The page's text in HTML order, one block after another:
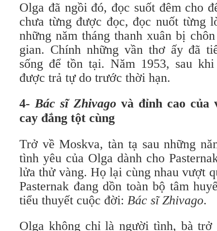
Olga đã ngồi đó, đọc suốt đêm cho
chưa từng được đọc, đọc nuốt từng
những năm tháng thanh xuân bị
gian. Chính những vần thơ ấy đã
sống để tồn tại. Năm 1953, sau
được trả tự do trước thời hạn.
4-Bác sĩ Zhivago và đỉnh cao của
cay đắng tột cùng
Trở về Moskva, tàn tạ sau những
tình yêu của Olga dành cho
lửa thử vàng. Họ lại cùng nhau vượt
Pasternak đang dồn toàn bộ tâm
tiểu thuyết cuộc đời: Bác sĩ Zhivago.
Olga không chỉ là người tình, bà